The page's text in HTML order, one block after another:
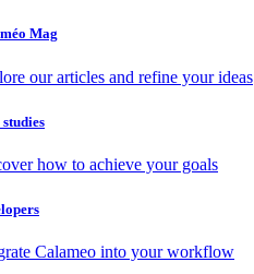
Mag
our articles and refine your ideas
studies
how to achieve your goals
Calameo into your workflow